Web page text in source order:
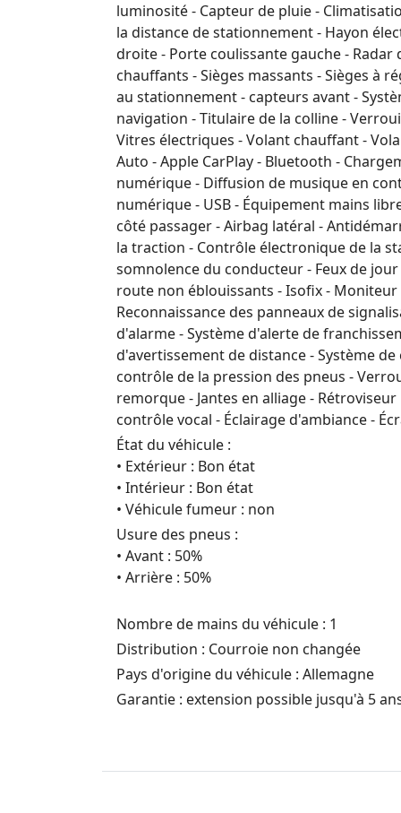
luminosité - Capteur de pluie -
la distance de stationnement - Hayon
droite - Porte coulissante gauche -
chauffants - Sièges massants - Sièges à
au stationnement - capteurs avant -
navigation - Titulaire de la colline -
Vitres électriques - Volant chauffant -
Auto - Apple CarPlay - Bluetooth -
numérique - Diffusion de musique en
numérique - USB - Équipement mains
côté passager - Airbag latéral -
la traction - Contrôle électronique de la
somnolence du conducteur - Feux de jour
route non éblouissants - Isofix -
Reconnaissance des panneaux de
d'alarme - Système d'alerte de
d'avertissement de distance - Système
contrôle de la pression des pneus -
remorque - Jantes en alliage -
contrôle vocal - Éclairage d'ambiance -
État du véhicule :
• Extérieur : Bon état
• Intérieur : Bon état
• Véhicule fumeur : non
Usure des pneus :
• Avant : 50%
• Arrière : 50%
Nombre de mains du véhicule : 1
Distribution : Courroie non changée
Pays d'origine du véhicule : Allemagne
Garantie : extension possible jusqu'à 5